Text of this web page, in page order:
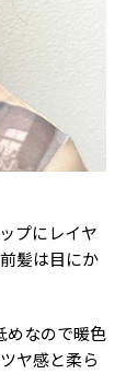
プにレイヤ
髪は目にか
めなので暖色
ヤ感と柔ら